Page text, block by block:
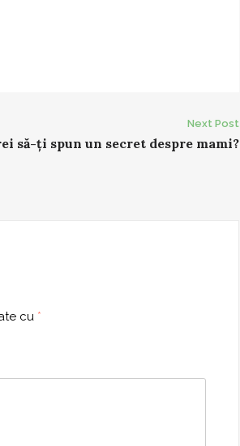
Next Post
să-ți spun un secret despre mami?
cu *